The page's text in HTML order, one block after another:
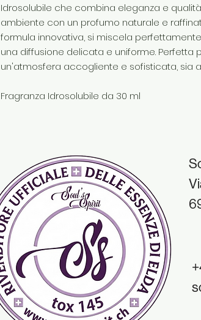
Idrosolubile che combina eleganza e
ambiente con un profumo naturale e
formula innovativa, si miscela
una diffusione delicata e uniforme. Perfetta
un'atmosfera accogliente e sofisticata, sia
Fragranza Idrosolubile da 30 ml